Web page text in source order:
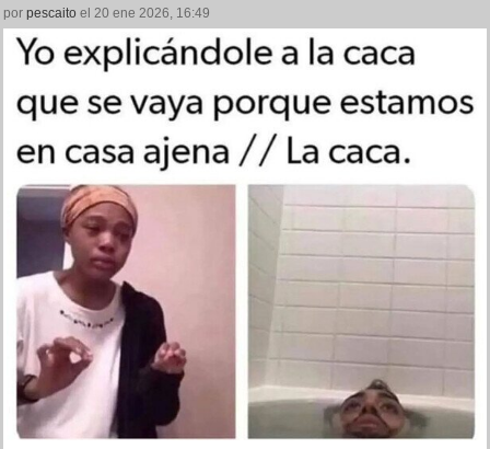
por pescaito el 20 ene 2026, 16:49